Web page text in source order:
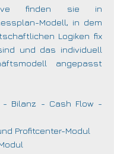
finden sie in
Modell, in dem
Logiken fix
und das individuell
angepasst
- Bilanz - Cash Flow -
Profitcenter-Modul